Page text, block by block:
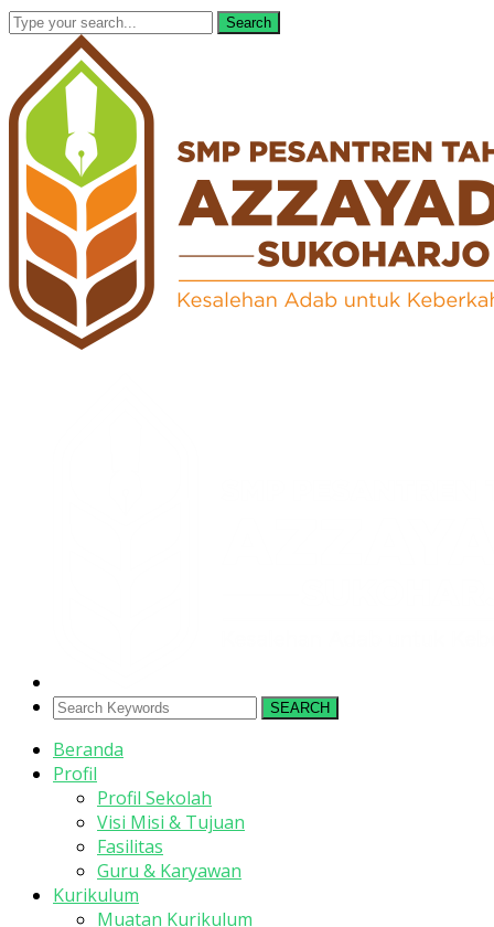
Search
SEARCH
Beranda
Profil
Profil Sekolah
Visi Misi & Tujuan
Fasilitas
Guru & Karyawan
Kurikulum
Muatan Kurikulum